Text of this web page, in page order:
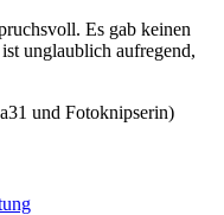
Es gab keinen
unglaublich aufregend,
und Fotoknipserin)